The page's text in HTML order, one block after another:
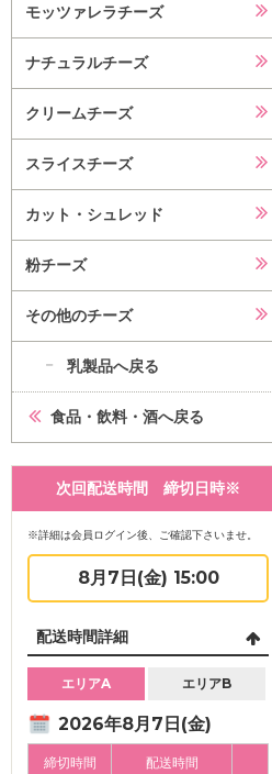
モッツァレラチーズ
ナチュラルチーズ
クリームチーズ
スライスチーズ
カット・シュレッド
粉チーズ
その他のチーズ
乳製品へ戻る
食品・飲料・酒へ戻る
次回配送時間 締切日時※
※詳細は会員ログイン後、ご確認下さいませ。
8月7日(金) 15:00
配送時間詳細
エリアA エリアB
2026年8月7日(金)
締切時間 配送時間